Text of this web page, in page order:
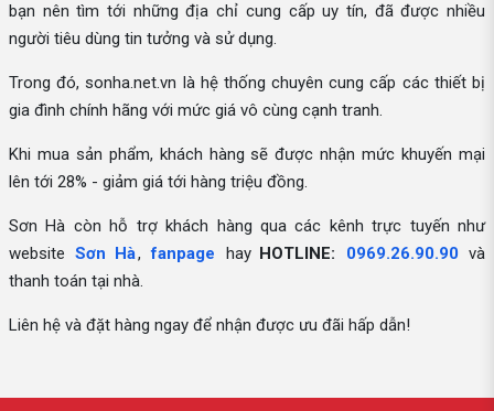
bạn nên tìm tới những địa chỉ cung cấp uy tín, đã được nhiều
người tiêu dùng tin tưởng và sử dụng.
Trong đó, sonha.net.vn là hệ thống chuyên cung cấp các thiết bị
gia đình chính hãng với mức giá vô cùng cạnh tranh.
Khi mua sản phẩm, khách hàng sẽ được nhận mức khuyến mại
lên tới 28% - giảm giá tới hàng triệu đồng.
Sơn Hà còn hỗ trợ khách hàng qua các kênh trực tuyến như
website Sơn Hà, fanpage hay HOTLINE: 0969.26.90.90 và
thanh toán tại nhà.
Liên hệ và đặt hàng ngay để nhận được ưu đãi hấp dẫn!